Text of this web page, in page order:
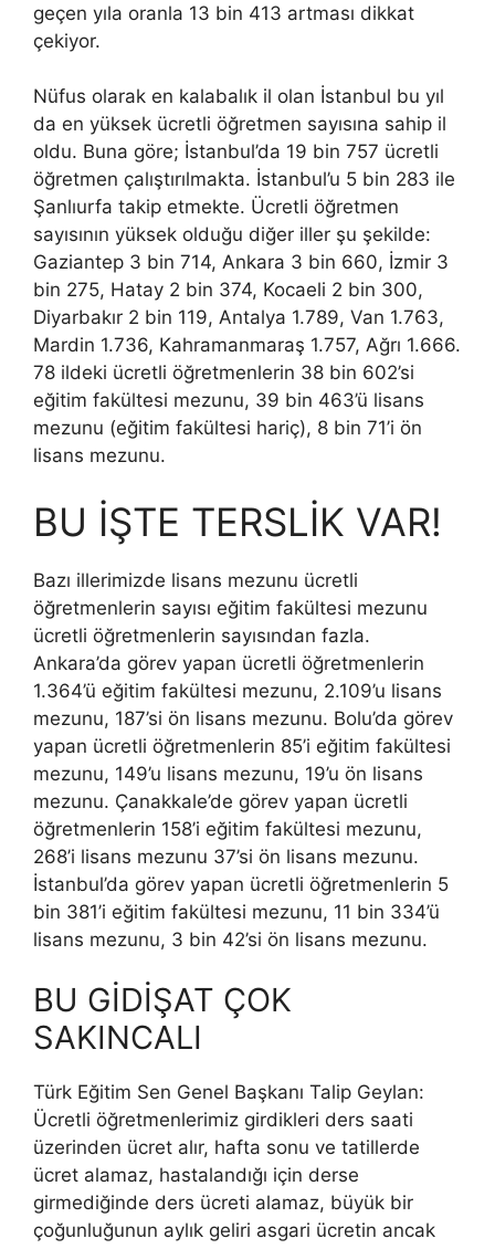
geçen yıla oranla 13 bin 413 artması dikkat
çekiyor.
Nüfus olarak en kalabalık il olan İstanbul bu yıl
da en yüksek ücretli öğretmen sayısına sahip il
oldu. Buna göre; İstanbul’da 19 bin 757 ücretli
öğretmen çalıştırılmakta. İstanbul’u 5 bin 283 ile
Şanlıurfa takip etmekte. Ücretli öğretmen
sayısının yüksek olduğu diğer iller şu şekilde:
Gaziantep 3 bin 714, Ankara 3 bin 660, İzmir 3
bin 275, Hatay 2 bin 374, Kocaeli 2 bin 300,
Diyarbakır 2 bin 119, Antalya 1.789, Van 1.763,
Mardin 1.736, Kahramanmaraş 1.757, Ağrı 1.666.
78 ildeki ücretli öğretmenlerin 38 bin 602’si
eğitim fakültesi mezunu, 39 bin 463’ü lisans
mezunu (eğitim fakültesi hariç), 8 bin 71’i ön
lisans mezunu.
BU İŞTE TERSLİK VAR!
Bazı illerimizde lisans mezunu ücretli
öğretmenlerin sayısı eğitim fakültesi mezunu
ücretli öğretmenlerin sayısından fazla.
Ankara’da görev yapan ücretli öğretmenlerin
1.364’ü eğitim fakültesi mezunu, 2.109’u lisans
mezunu, 187’si ön lisans mezunu. Bolu’da görev
yapan ücretli öğretmenlerin 85’i eğitim fakültesi
mezunu, 149’u lisans mezunu, 19’u ön lisans
mezunu. Çanakkale’de görev yapan ücretli
öğretmenlerin 158’i eğitim fakültesi mezunu,
268’i lisans mezunu 37’si ön lisans mezunu.
İstanbul’da görev yapan ücretli öğretmenlerin 5
bin 381’i eğitim fakültesi mezunu, 11 bin 334’ü
lisans mezunu, 3 bin 42’si ön lisans mezunu.
BU GİDİŞAT ÇOK
SAKINCALI
Türk Eğitim Sen Genel Başkanı Talip Geylan:
Ücretli öğretmenlerimiz girdikleri ders saati
üzerinden ücret alır, hafta sonu ve tatillerde
ücret alamaz, hastalandığı için derse
girmediğinde ders ücreti alamaz, büyük bir
çoğunluğunun aylık geliri asgari ücretin ancak